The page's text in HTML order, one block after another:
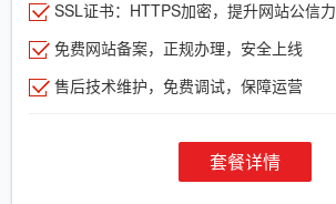
SSL证书：HTTPS加密，提升网站公信力
免费网站备案，正规办理，安全上线
售后技术维护，免费调试，保障运营
套餐详情